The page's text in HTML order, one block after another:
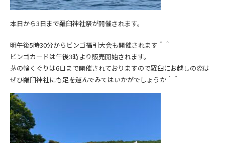
本日から3日まで羅臼神社祭が開催されます。
明午後5時30分からビンゴ福引大会も開催されます＾＾
ビンゴカードは午後3時より販売開始されます。
茅の輪くぐりは6日まで開催されておりますので羅臼にお越しの際は
ぜひ羅臼神社にも足を運んでみてはいかがでしょうか＾＾